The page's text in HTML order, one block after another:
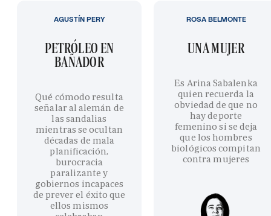
PETRÓLEO EN
BAÑADOR
Qué cómodo resulta
señalar al alemán de
las sandalias
mientras se ocultan
décadas de mala
planificación,
burocracia
paralizante y
gobiernos incapaces
de prever el éxito que
ellos mismos
AGUSTÍN PERY
UNA MUJER
Es Arina Sabalenka
quien recuerda la
obviedad de que no
hay deporte
femenino si se deja
que los hombres
biológicos compitan
contra mujeres
ROSA BELMONTE